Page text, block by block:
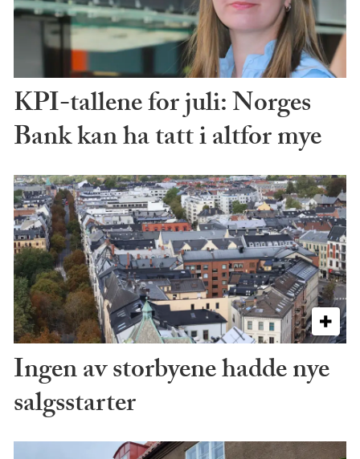
KPI-tallene for juli: Norges
Bank kan ha tatt i altfor mye
Ingen av storbyene hadde nye
salgsstarter